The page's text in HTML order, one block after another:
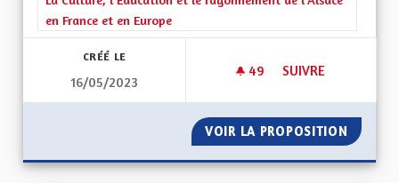
en France et en Europe
CRÉÉ LE
16/05/2023
49 49 ABONNÉS
SUIVRE
VOIR LA PROPOSITION TAXE